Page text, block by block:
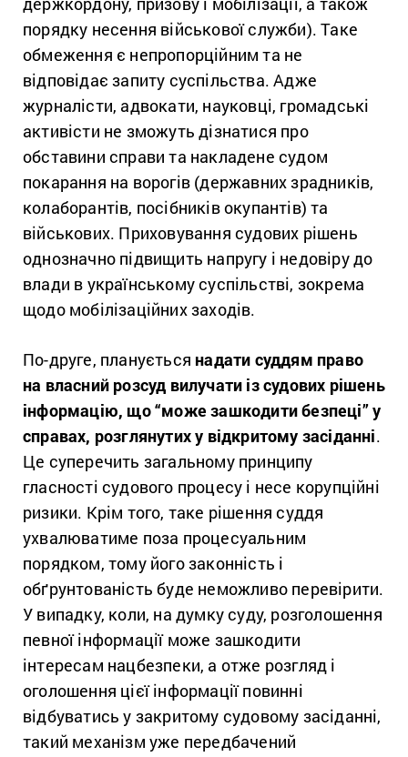
порядку несення військової служби). Таке
обмеження є непропорційним та не
відповідає запиту суспільства. Адже
журналісти, адвокати, науковці, громадські
активісти не зможуть дізнатися про
обставини справи та накладене судом
покарання на ворогів (державних зрадників,
колаборантів, посібників окупантів) та
військових. Приховування судових рішень
однозначно підвищить напругу і недовіру до
влади в українському суспільстві, зокрема
щодо мобілізаційних заходів.
По-друге, планується надати суддям право
на власний розсуд вилучати із судових рішень
інформацію, що “може зашкодити безпеці” у
справах, розглянутих у відкритому засіданні.
Це суперечить загальному принципу
гласності судового процесу і несе корупційні
ризики. Крім того, таке рішення суддя
ухвалюватиме поза процесуальним
порядком, тому його законність і
обґрунтованість буде неможливо перевірити.
У випадку, коли, на думку суду, розголошення
певної інформації може зашкодити
інтересам нацбезпеки, а отже розгляд і
оголошення цієї інформації повинні
відбуватись у закритому судовому засіданні,
такий механізм уже передбачений